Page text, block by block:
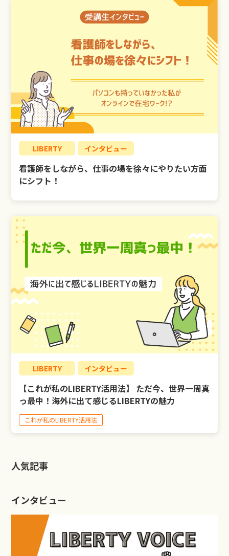
LIBERTY インタビュー
看護師をしながら、仕事の場を徐々にやりたい方面
にシフト！
LIBERTY インタビュー
【これが私のLIBERTY活用法】 ただ今、世界一周真
っ最中！海外に出て感じるLIBERTYの魅力
これが私のLIBERTY活用法
人気記事
インタビュー